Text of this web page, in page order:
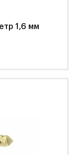
1,6 мм